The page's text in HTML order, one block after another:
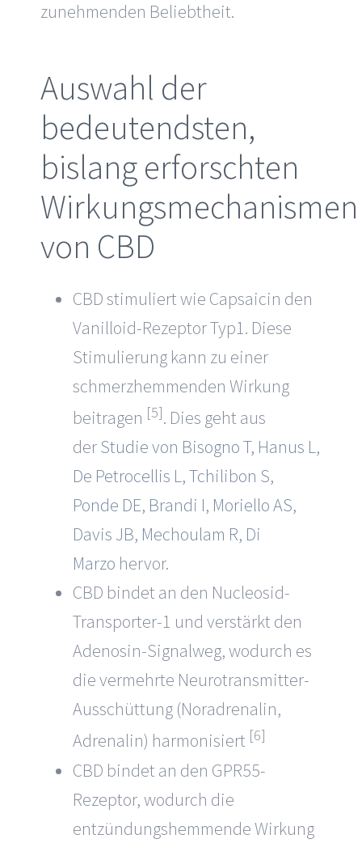
zunehmenden Beliebtheit.
Auswahl der
bedeutendsten,
bislang erforschten
Wirkungsmechanismen
von CBD
CBD stimuliert wie Capsaicin den
Vanilloid-Rezeptor Typ1. Diese
Stimulierung kann zu einer
schmerzhemmenden Wirkung
beitragen [5]. Dies geht aus
derStudie von Bisogno T, Hanus L,
De Petrocellis L, Tchilibon S,
Ponde DE, Brandi I, Moriello AS,
Davis JB, Mechoulam R, Di
Marzo hervor.
CBD bindet an den Nucleosid-
Transporter-1 und verstärkt den
Adenosin-Signalweg, wodurch es
die vermehrte Neurotransmitter-
Ausschüttung (Noradrenalin,
Adrenalin) harmonisiert [6]
CBD bindet an den GPR55-
Rezeptor, wodurch die
entzündungshemmende Wirkung